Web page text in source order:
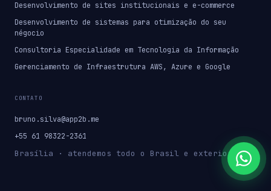
Desenvolvimento de sites institucionais e e-commerce
Desenvolvimento de sistemas para otimização do seu
négocio
Consultoria Especialidade em Tecnologia da Informação
Gerenciamento de Infraestrutura AWS, Azure e Google
CONTATO
bruno.silva@app2b.me
+55 61 98322-2361
Brasília · atendemos todo o Brasil e exterior